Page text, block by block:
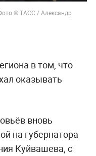
© ТАСС / Александр
в том, что
оказывать
вновь
на губернатора
Куйвашева, с